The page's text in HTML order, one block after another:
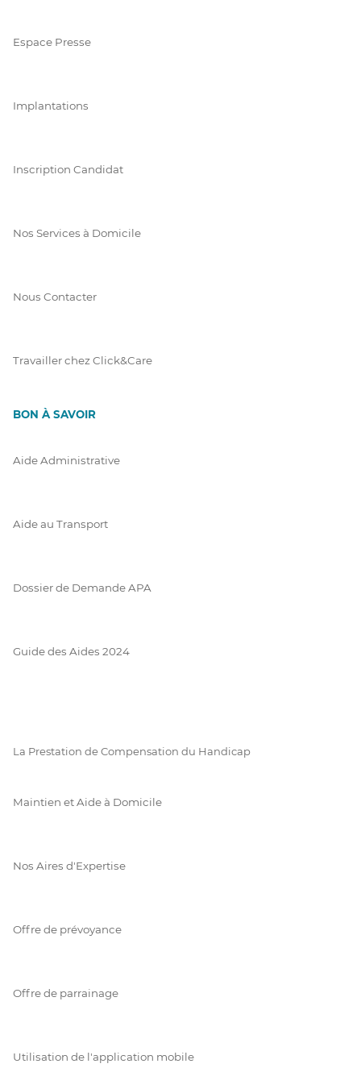
Espace Presse
Implantations
Inscription Candidat
Nos Services à Domicile
Nous Contacter
Travailler chez Click&Care
BON À SAVOIR
Aide Administrative
Aide au Transport
Dossier de Demande APA
Guide des Aides 2024
La Prestation de Compensation du Handicap
Maintien et Aide à Domicile
Nos Aires d'Expertise
Offre de prévoyance
Offre de parrainage
Utilisation de l'application mobile